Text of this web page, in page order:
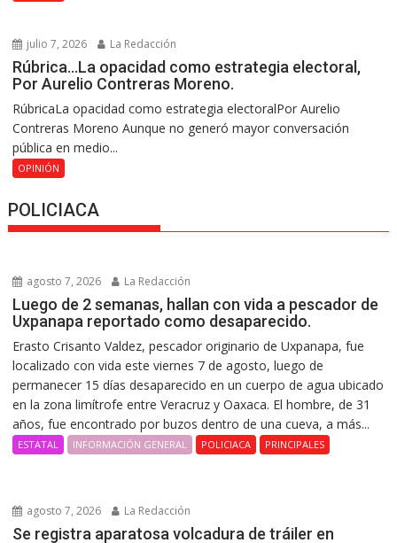
julio 7, 2026 La Redacción
Rúbrica…La opacidad como estrategia electoral,
Por Aurelio Contreras Moreno.
RúbricaLa opacidad como estrategia electoralPor Aurelio
Contreras Moreno Aunque no generó mayor conversación
pública en medio...
OPINIÓN
POLICIACA
agosto 7, 2026 La Redacción
Luego de 2 semanas, hallan con vida a pescador de
Uxpanapa reportado como desaparecido.
Erasto Crisanto Valdez, pescador originario de Uxpanapa, fue
localizado con vida este viernes 7 de agosto, luego de
permanecer 15 días desaparecido en un cuerpo de agua ubicado
en la zona limítrofe entre Veracruz y Oaxaca. El hombre, de 31
años, fue encontrado por buzos dentro de una cueva, a más...
ESTATAL INFORMACIÓN GENERAL POLICIACA PRINCIPALES
agosto 7, 2026 La Redacción
Se registra aparatosa volcadura de tráiler en